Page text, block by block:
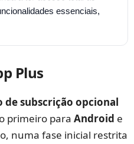
essenciais,
Plus
de subscrição opcional
primeiro para Android e
numa fase inicial restrita